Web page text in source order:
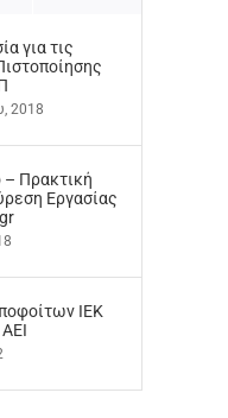
για τις
2018
– Πρακτική
Εργασίας
ΙΕΚ